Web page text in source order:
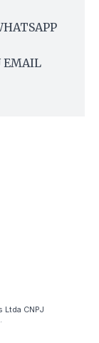
EMAIL
CNPJ